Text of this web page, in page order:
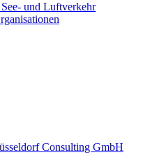
und Luftverkehr